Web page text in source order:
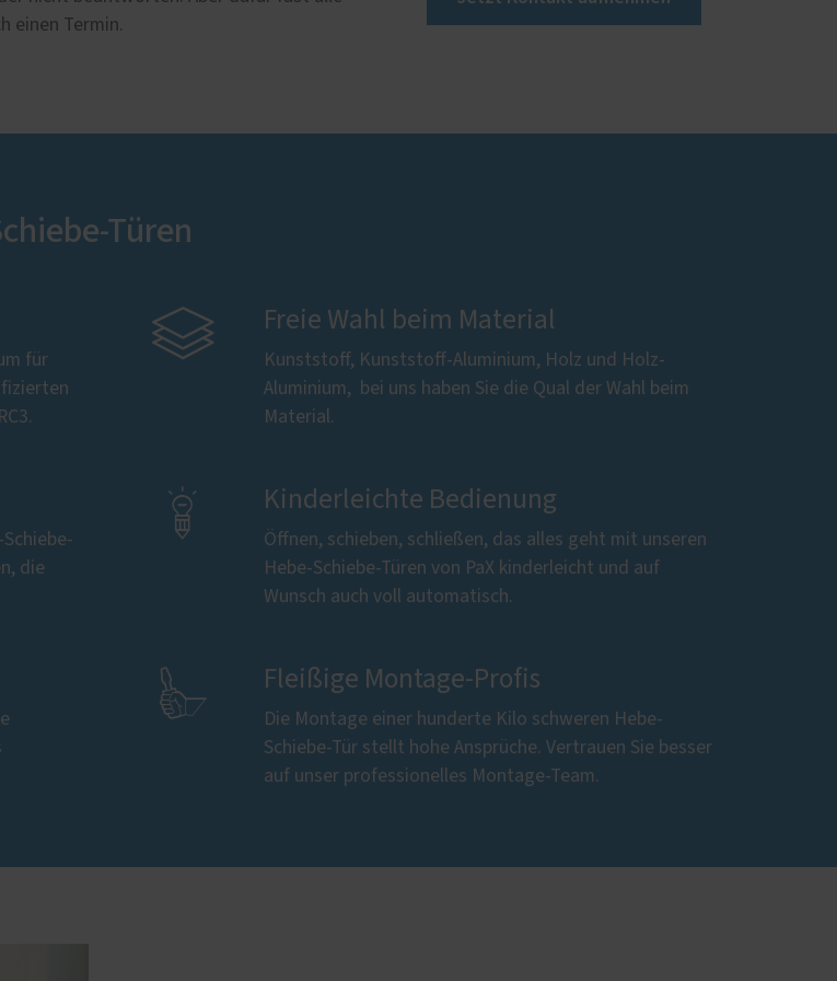
einen Termin.
Türen
für
 Freie Wahl beim Material
Kunststoff, Kunststoff-Aluminium, Holz und Holz-
Aluminium, ­ bei uns haben Sie die Qual der Wahl beim
Material.
die
 Kinderleichte Bedienung
Öffnen, schieben, schließen, das alles geht mit unseren
Hebe-Schiebe-Türen von PaX kinderleicht und auf
Wunsch auch voll automatisch.
 Fleißige Montage-Profis
Die Montage einer hunderte Kilo schweren Hebe-
Schiebe-Tür stellt hohe Ansprüche. Vertrauen Sie besser
auf unser professionelles Montage-Team.